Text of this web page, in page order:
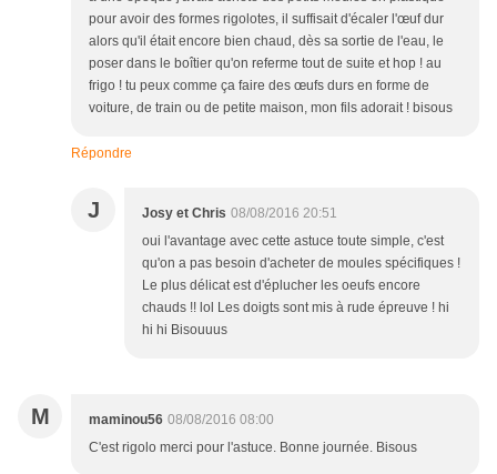
pour avoir des formes rigolotes, il suffisait d'écaler l'œuf dur
alors qu'il était encore bien chaud, dès sa sortie de l'eau, le
poser dans le boîtier qu'on referme tout de suite et hop ! au
frigo ! tu peux comme ça faire des œufs durs en forme de
voiture, de train ou de petite maison, mon fils adorait ! bisous
Répondre
J Josy et Chris 08/08/2016 20:51
oui l'avantage avec cette astuce toute simple, c'est
qu'on a pas besoin d'acheter de moules spécifiques !
Le plus délicat est d'éplucher les oeufs encore
chauds !! lol Les doigts sont mis à rude épreuve ! hi
hi hi Bisouuus
M maminou56 08/08/2016 08:00
C'est rigolo merci pour l'astuce. Bonne journée. Bisous